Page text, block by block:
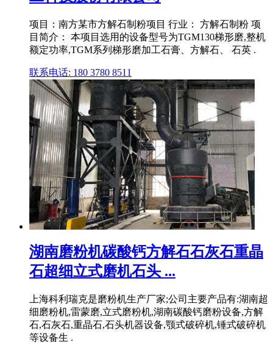
项目：南方某市方解石制粉项目 行业： 方解石制粉 项
目简介： 本项目选用的设备型号为TGM130梯形磨,整机
额定功率,TGM系列梯形磨加工石膏、方解石、 石英 .
联系电话: 180 3780 8511
湖南磨粉机碳酸钙方解石石灰石重晶
石超细立式磨机石头 ...
上海科利瑞克是磨粉机生产厂家;公司主要产品有:湖南超
细磨粉机,雷蒙磨,立式磨粉机,湖南碳酸钙磨粉设备,方解
石,石灰石,重晶石,石头机器设备,颚式破碎机,锤式破碎机
等设备生 .